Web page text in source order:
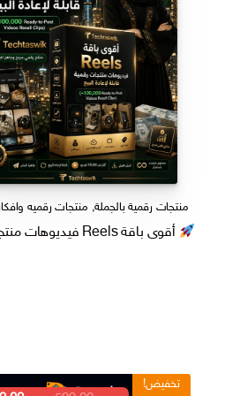
منتجات رقمية بالجملة, منتجات رقميه
أقوى باقة Reels فيديوهات منتجات رقمية قابلة للاعادة البيع – T (+100,000 Ready-to-Post Videos Resell Clips )
ر.س 599,00.
تخفيض!